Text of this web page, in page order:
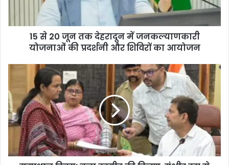
15 से 20 जून तक देहरादून में जनकल्याणकारी
योजनाओं की प्रदर्शनी और शिविरों का आयोजन